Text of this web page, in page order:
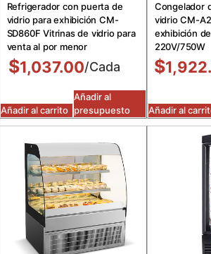
Refrigerador con puerta de
vidrio para exhibición CM-
SD860F Vitrinas de vidrio para
venta al por menor
$1,037.00/Cada
Añadir al carrito
Añadir al
presupuesto
Congelador
vidrio CM-
exhibición
220V/750W
$
Añadir al